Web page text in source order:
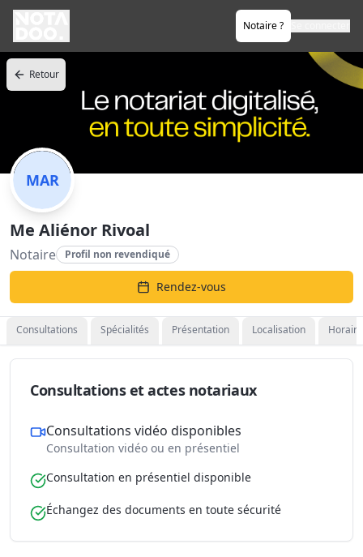
Notaire ?
Retour
MAR
Me Aliénor Rivoal
Notaire Profil non revendiqué
Rendez-vous
Consultations Spécialités Présentation Localisation
Consultations et actes notariaux
Consultations vidéo disponibles
Consultation vidéo ou en présentiel
Consultation en présentiel disponible
Échangez des documents en toute sécurité